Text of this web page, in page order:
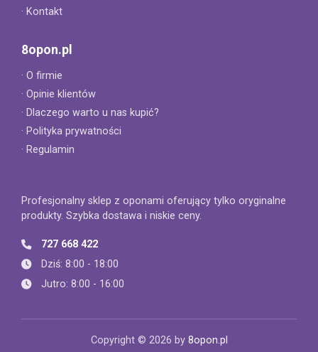
· Kontakt
8opon.pl
· O firmie
· Opinie klientów
· Dlaczego warto u nas kupić?
· Polityka prywatności
· Regulamin
Profesjonalny sklep z oponami oferujący tylko oryginalne
produkty. Szybka dostawa i niskie ceny.
727 668 422
Dziś: 8:00 - 18:00
Jutro: 8:00 - 16:00
Copyright © 2026 by 8opon.pl